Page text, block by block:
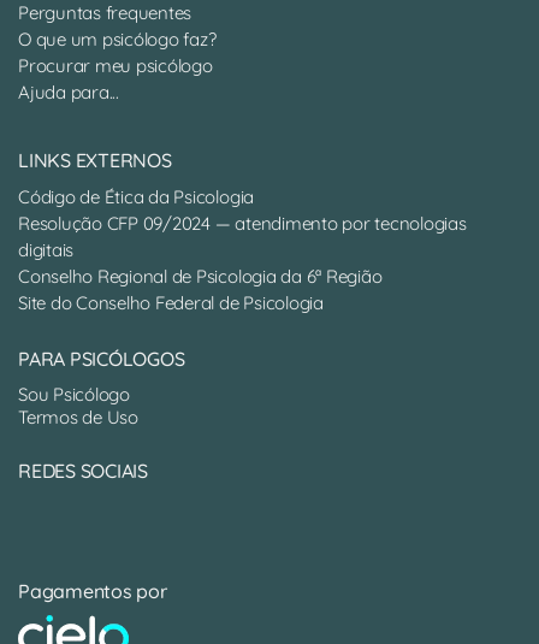
Perguntas frequentes
O que um psicólogo faz?
Procurar meu psicólogo
Ajuda para...
LINKS EXTERNOS
Código de Ética da Psicologia
Resolução CFP 09/2024 — atendimento por tecnologias
digitais
Conselho Regional de Psicologia da 6ª Região
Site do Conselho Federal de Psicologia
PARA PSICÓLOGOS
Sou Psicólogo
Termos de Uso
REDES SOCIAIS
Pagamentos por